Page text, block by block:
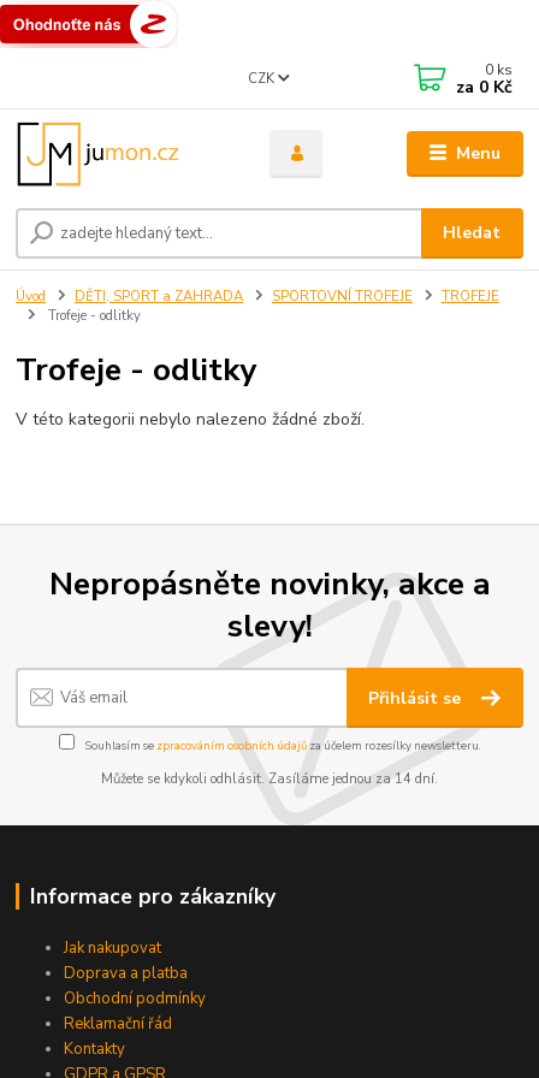
Menu
CZK
Hledat
0 ks
za 0 Kč
Úvod DĚTI, SPORT a ZAHRADA SPORTOVNÍ TROFEJE
TROFEJE
Trofeje - odlitky
Trofeje - odlitky
V této kategorii nebylo nalezeno žádné zboží.
Nepropásněte novinky, akce a
slevy!
Přihlásit se
Souhlasím se zpracováním osobních údajůza účelem rozesílky newsletteru.
Můžete se kdykoli odhlásit. Zasíláme jednou za 14 dní.
Informace pro zákazníky
Jak nakupovat
Doprava a platba
Obchodní podmínky
Reklamační řád
Kontakty